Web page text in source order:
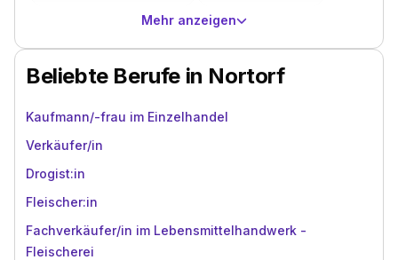
Mehr anzeigen
Beliebte Berufe in Nortorf
Kaufmann/-frau im Einzelhandel
Verkäufer/in
Drogist:in
Fleischer:in
Fachverkäufer/in im Lebensmittelhandwerk -
Fleischerei